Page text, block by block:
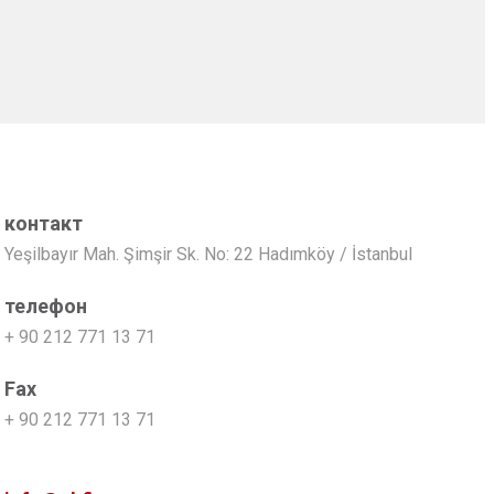
контакт
Yeşilbayır Mah. Şimşir Sk. No: 22 Hadımköy / İstanbul
телефон
+ 90 212 771 13 71
Fax
+ 90 212 771 13 71